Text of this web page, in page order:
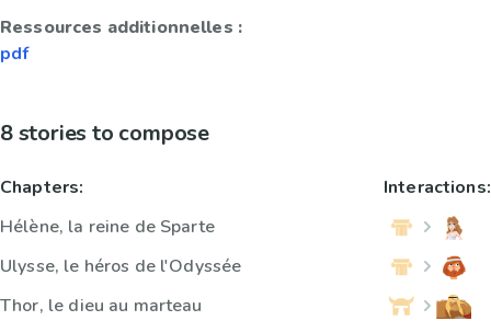
Ressources additionnelles :
pdf
8 stories to compose
Chapters:
Hélène, la reine de Sparte
Ulysse, le héros de l'Odyssée
Thor, le dieu au marteau
Interactions: